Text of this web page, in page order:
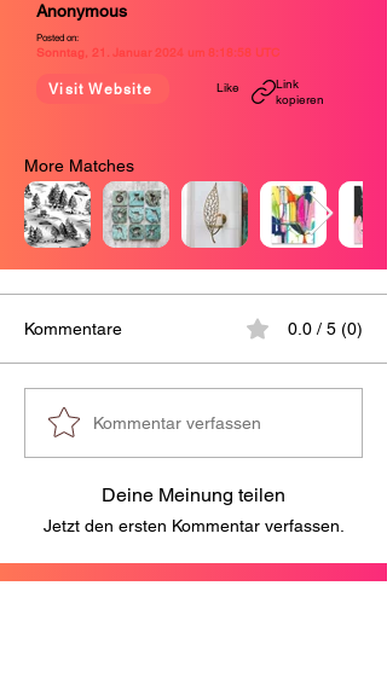
Anonymous
Posted on:
Sonntag, 21. Januar 2024 um 8:18:58 UTC
Visit Website Like
Link
kopieren
More Matches
Kommentare 0.0 / 5 (0)
Kommentar verfassen
Deine Meinung teilen
Jetzt den ersten Kommentar verfassen.